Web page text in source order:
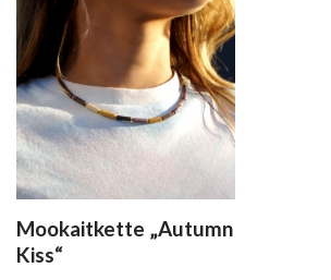
Mookaitkette „Autumn
Kiss“